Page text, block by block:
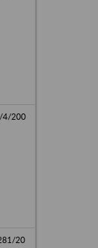
4/200
20